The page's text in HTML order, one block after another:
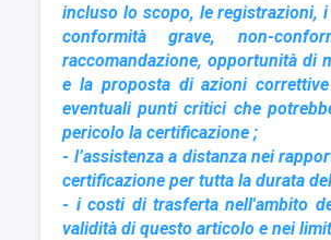
incluso lo scopo, le registrazioni,
conformità grave, non-
raccomandazione, opportunità di
e la proposta di azioni
eventuali punti critici che
pericolo la certificazione ;
- l’assistenza a distanza nei
certificazione per tutta la durata
- i costi di trasferta nell'ambito
validità di questo articolo e nei